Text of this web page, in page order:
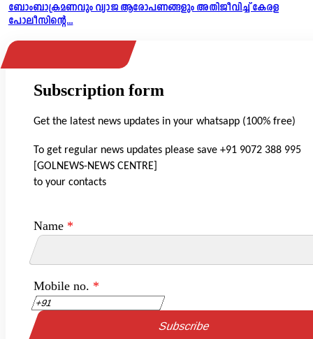
ബോംബാക്രമണവും വ്യാജ ആരോപണങ്ങളും അതിജീവിച്ച് കേരള
പോലീസിന്റെ...
Subscription form
Get the latest news updates in your whatsapp (100% free)
To get regular news updates please save +91 9072 388 995
[GOLNEWS-NEWS CENTRE]
to your contacts
Name *
Mobile no. *